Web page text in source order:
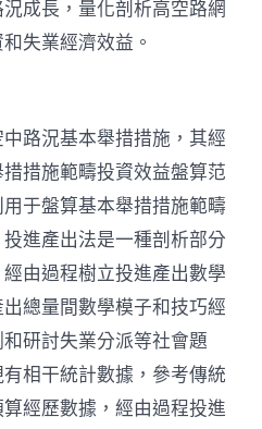
成長，量化剖析高空路網
失業經濟效益。
路況基本舉措措施，其經
措施範疇投資效益盤算范
于盤算基本舉措措施範疇
進產出法是一種剖析部分
由過程樹立投進產出數學
總量間數學模子和技巧經
研討失業分派等社會題
相干統計數據，參考傳統
經歷數據，經由過程投進